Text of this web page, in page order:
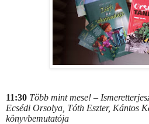
11:30 Több mint mese! –
Ecsédi Orsolya, Tóth Eszter, Kántos
könyvbemutatója